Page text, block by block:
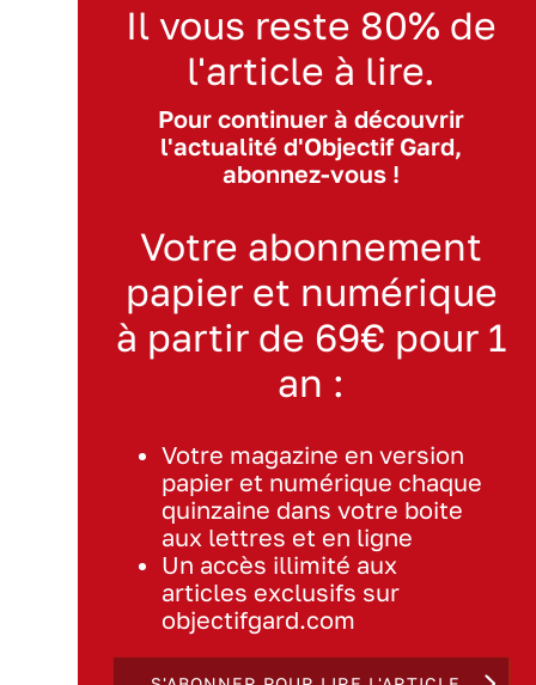
Il vous reste 80% de
l'article à lire.
Pour continuer à découvrir
l'actualité d'Objectif Gard,
abonnez-vous !
Votre abonnement
papier et numérique
à partir de 69€ pour 1
an :
Votre magazine en version
papier et numérique chaque
quinzaine dans votre boite
aux lettres et en ligne
Un accès illimité aux
articles exclusifs sur
objectifgard.com